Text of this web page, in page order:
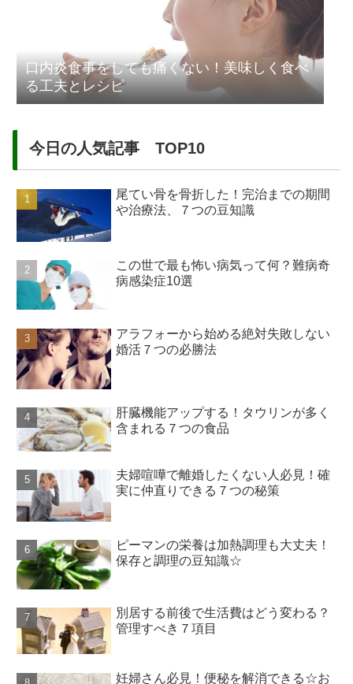
口内炎食事をしても痛くない！美味しく食べ
る工夫とレシピ
今日の人気記事 TOP10
尾てい骨を骨折した！完治までの期間
や治療法、７つの豆知識
この世で最も怖い病気って何？難病奇
病感染症10選
アラフォーから始める絶対失敗しない
婚活７つの必勝法
肝臓機能アップする！タウリンが多く
含まれる７つの食品
夫婦喧嘩で離婚したくない人必見！確
実に仲直りできる７つの秘策
ピーマンの栄養は加熱調理も大丈夫！
保存と調理の豆知識☆
別居する前後で生活費はどう変わる？
管理すべき７項目
妊婦さん必見！便秘を解消できる☆お